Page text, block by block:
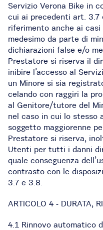
Servizio Verona Bike in
cui ai precedenti art.
riferimento anche ai
medesimo da parte di
dichiarazioni false e/o
Prestatore si riserva il
inibire l’accesso al
un Minore si sia
celando con raggiri la
al Genitore/tutore del
nel caso in cui lo stesso
soggetto maggiorenne
Prestatore si riserva,
Utenti per tutti i danni
quale conseguenza
contrasto con le
3.7 e 3.8.
ARTICOLO 4 - DURATA,
4.1 Rinnovo automatico